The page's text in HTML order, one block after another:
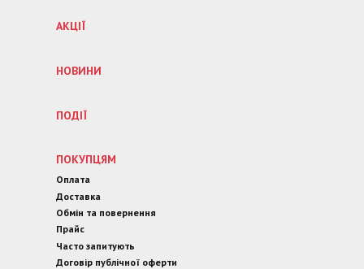
АКЦІЇ
НОВИНИ
ПОДІЇ
ПОКУПЦЯМ
Оплата
Доставка
Обмін та повернення
Прайс
Часто запитують
Договір публічної оферти